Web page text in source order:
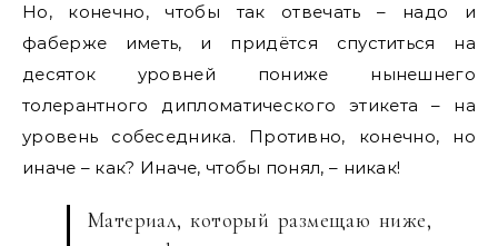
Но, конечно, чтобы так отвечать – надо и
фаберже иметь, и придётся спуститься на
десяток уровней пониже нынешнего
толерантного дипломатического этикета – на
уровень собеседника. Противно, конечно, но
иначе – как? Иначе, чтобы понял, – никак!
Материал, который размещаю ниже,